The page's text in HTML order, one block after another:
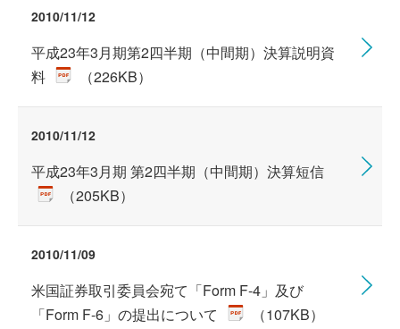
2010/11/12
平成23年3月期第2四半期（中間期）決算説明資
料
（226KB）
2010/11/12
平成23年3月期 第2四半期（中間期）決算短信
（205KB）
2010/11/09
米国証券取引委員会宛て「Form F-4」及び
「Form F-6」の提出について
（107KB）